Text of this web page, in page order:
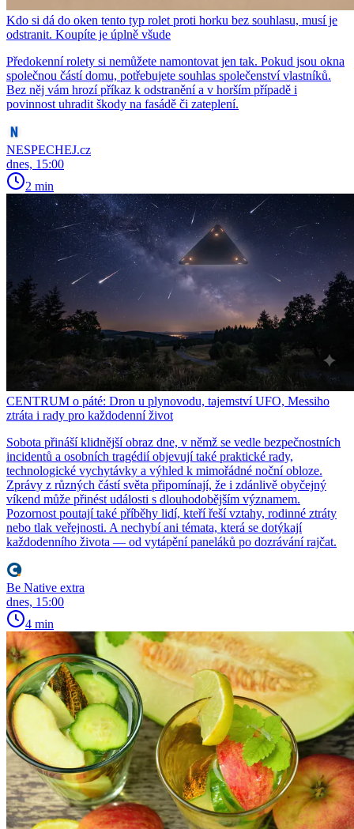
Kdo si dá do oken tento typ rolet proti horku bez souhlasu, musí je
odstranit. Koupíte je úplně všude
Předokenní rolety si nemůžete namontovat jen tak. Pokud jsou okna
společnou částí domu, potřebujete souhlas společenství vlastníků.
Bez něj vám hrozí příkaz k odstranění a v horším případě i
povinnost uhradit škody na fasádě či zateplení.
NESPECHEJ.cz
dnes, 15:00
2 min
CENTRUM o páté: Dron u plynovodu, tajemství UFO, Messiho
ztráta i rady pro každodenní život
Sobota přináší klidnější obraz dne, v němž se vedle bezpečnostních
incidentů a osobních tragédií objevují také praktické rady,
technologické vychytávky a výhled k mimořádné noční obloze.
Zprávy z různých částí světa připomínají, že i zdánlivě obyčejný
víkend může přinést události s dlouhodobějším významem.
Pozornost poutají také příběhy lidí, kteří řeší vztahy, rodinné ztráty
nebo tlak veřejnosti. A nechybí ani témata, která se dotýkají
každodenního života — od vytápění paneláků po dozrávání rajčat.
Be Native extra
dnes, 15:00
4 min